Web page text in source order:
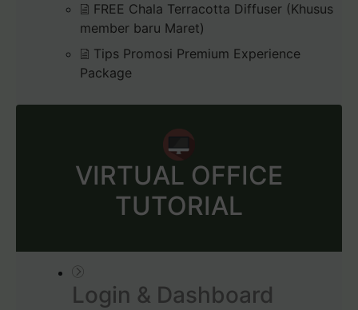
FREE Chala Terracotta Diffuser (Khusus
member baru Maret)
Tips Promosi Premium Experience
Package
VIRTUAL OFFICE
TUTORIAL
Login & Dashboard